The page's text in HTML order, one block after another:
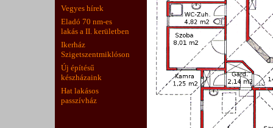
Vegyes hírek
Eladó 70 nm-es
lakás a II. kerületben
Ikerház
Szigetszentmiklóson
Új építésű
készházaink
Hat lakásos
passzívház